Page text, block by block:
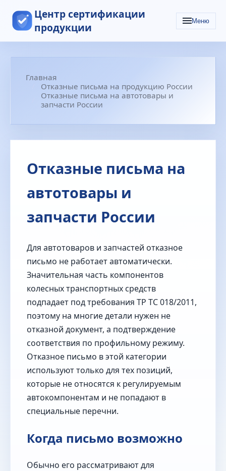
Центр сертификации
продукции
Меню
Главная
Отказные письма на продукцию России
Отказные письма на автотовары и
запчасти России
Отказные письма на
автотовары и
запчасти России
Для автотоваров и запчастей отказное
письмо не работает автоматически.
Значительная часть компонентов
колесных транспортных средств
подпадает под требования ТР ТС 018/2011,
поэтому на многие детали нужен не
отказной документ, а подтверждение
соответствия по профильному режиму.
Отказное письмо в этой категории
используют только для тех позиций,
которые не относятся к регулируемым
автокомпонентам и не попадают в
специальные перечни.
Когда письмо возможно
Обычно его рассматривают для